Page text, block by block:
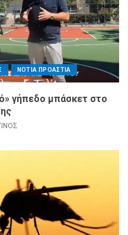
ΝΟΤΙΑ ΠΡΟΑΣΤΙΑ
γήπεδο μπάσκετ στο